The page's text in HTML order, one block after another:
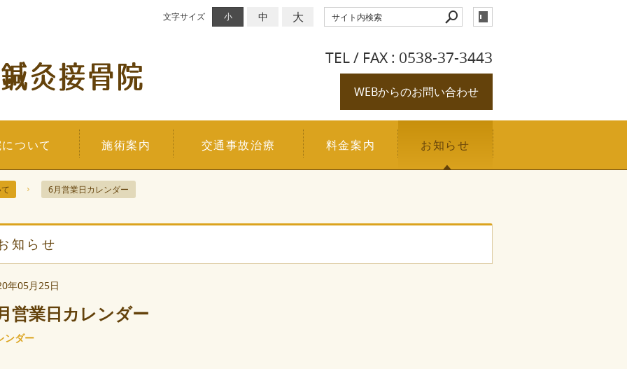
文字サイズ 小 中 大
TEL / FAX : 0538-37-3443
WEBからのお問い合わせ
ついて 施術案内 交通事故治療 料金案内 お知らせ
6月営業日カレンダー
知らせ
年05月25日
営業日カレンダー
ンダー